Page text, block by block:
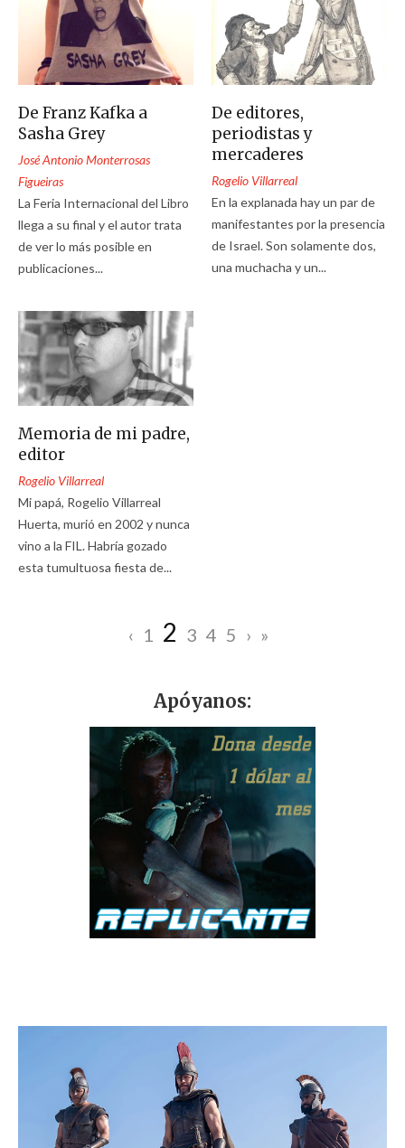
De Franz Kafka a
Sasha Grey
José Antonio Monterrosas
Figueiras
La Feria Internacional del Libro
llega a su final y el autor trata
de ver lo más posible en
publicaciones...
De editores,
periodistas y
mercaderes
Rogelio Villarreal
En la explanada hay un par de
manifestantes por la presencia
de Israel. Son solamente dos,
una muchacha y un...
Memoria de mi padre,
editor
Rogelio Villarreal
Mi papá, Rogelio Villarreal
Huerta, murió en 2002 y nunca
vino a la FIL. Habría gozado
esta tumultuosa fiesta de...
‹ 1 2 3 4 5 › »
Apóyanos: